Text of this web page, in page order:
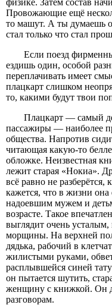
Провожающие ещё
то машут. А ты думаешь
стал только что стал
Если поезд
ездишь один, особой
переплачивать имеет
плацкарт слишком
то, какими будут твои
Плацкарт — самый
пассажиры — наиболее
общества. Напротив
читающая какую-то
обложке. Неизвестная
лежит старая «Нокиа».
всё равно не разберётся,
кажется, что в жизни
надоевшим мужем и
возрасте. Такое
выглядит очень усталым,
морщины. На верхней
дядька, рабочий в
жилистыми руками,
расплывшейся синей
он пытается шутить,
женщину с книжкой. Он
разговорам.